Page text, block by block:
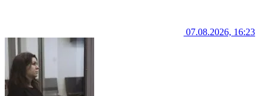
07.08.2026, 16:23